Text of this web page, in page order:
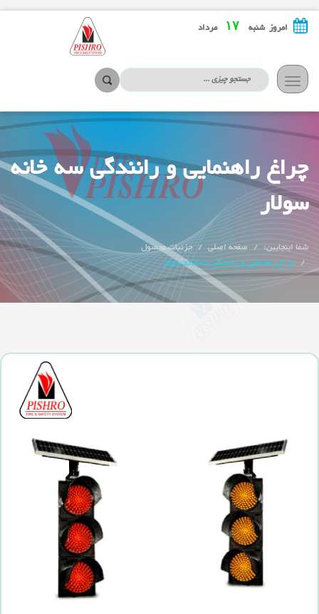
امروز شنبه مرداد
تعویض
ناوبری
چراغ راهنمایی و رانندگی سه خانه
سولار
شما اینجایین: صفحه اصلی
جزئیات محصول
چراغ راهنمایی و رانندگی سه خانه سولار